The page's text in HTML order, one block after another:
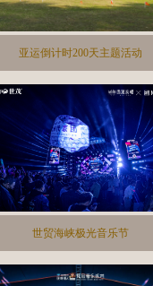
亚运倒计时200天主题活动
世贸海峡极光音乐节